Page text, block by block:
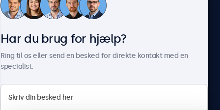
Kundeservice
Har du brug for hjælp?
Ring til os eller send en besked for direkte kontakt med en
specialist.